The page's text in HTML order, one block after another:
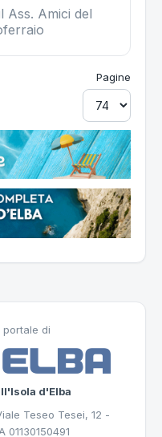
Amici del
Pagine
portale di
d'Elba
Teseo Tesei, 12 -
01130150491